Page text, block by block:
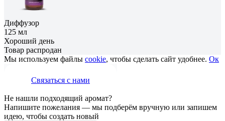
Диффузор
125 мл
Хороший день
Товар распродан
Мы используем файлы cookie, чтобы сделать сайт удобнее. Ок
Связаться с нами
Не нашли подходящий аромат?
Напишите пожелания — мы подберём вручную или запишем
идею, чтобы создать новый